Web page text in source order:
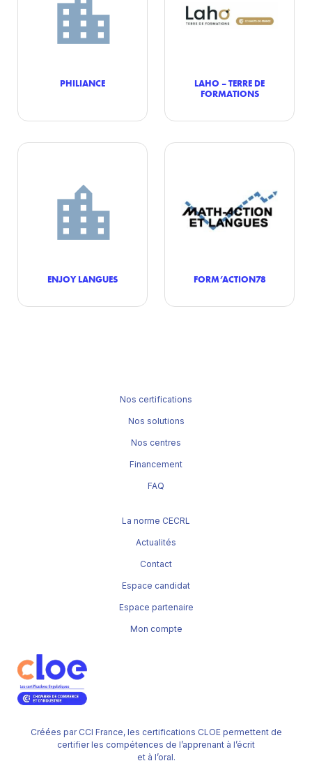
PHILIANCE
LAHO – TERRE DE
FORMATIONS
ENJOY LANGUES FORM’ACTION78
Créées par CCI France, les certifications CLOE permettent de
certifier les compétences de l’apprenant à l’écrit
et à l’oral.
Nos certifications
Nos solutions
Nos centres
Financement
FAQ
La norme CECRL
Actualités
Contact
Espace candidat
Espace partenaire
Mon compte